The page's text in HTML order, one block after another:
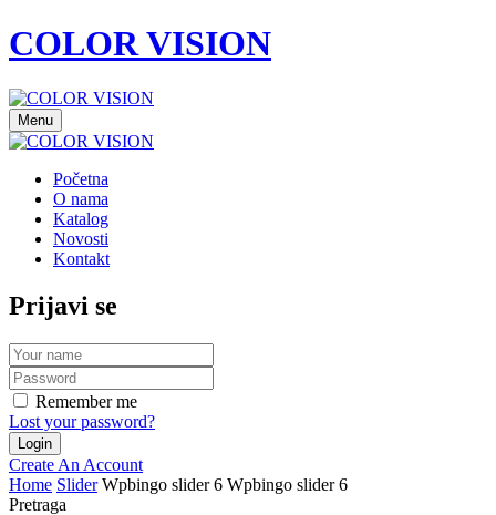
COLOR VISION
Menu
Početna
O nama
Katalog
Novosti
Kontakt
Prijavi se
Remember me
Lost your password?
Create An Account
Home Slider Wpbingo slider 6 Wpbingo slider 6
Pretraga